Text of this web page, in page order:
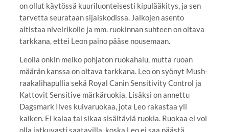
on ollut käytössä kuuriluonteisesti kipulääkitys, ja sen
tarvetta seurataan sijaiskodissa. Jalkojen asento
altistaa nivelrikolle ja mm. ruokinnan suhteen on oltava
tarkkana, ettei Leon paino pääse nousemaan.
Leolla onkin melko pohjaton ruokahalu, mutta ruoan
määrän kanssa on oltava tarkkana. Leo on syönyt Mush-
raakalihapullia sekä Royal Canin Sensitivity Control ja
Kattovit Sensitive märkäruokia. Lisäksi on annettu
Dagsmark Ilves kuivaruokaa, jota Leo rakastaa yli
kaiken. Ei kalaa tai sikaa sisältäviä ruokia. Ruokaa ei voi
olla jatkuvasti saatavilla, koska Leo ei saa päästä